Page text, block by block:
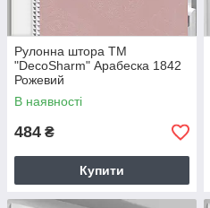
Рулонна штора TM
"DecoSharm" Арабеска 1842
Рожевий
В наявності
484 ₴
Купити